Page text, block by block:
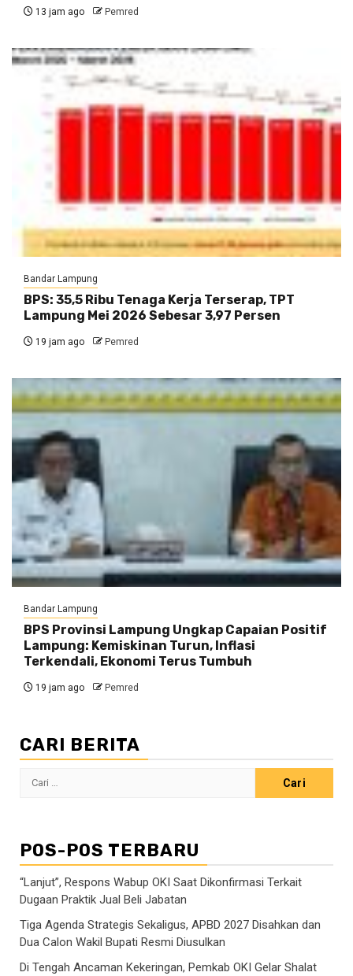
13 jam ago Pemred
Bandar Lampung
BPS: 35,5 Ribu Tenaga Kerja Terserap, TPT
Lampung Mei 2026 Sebesar 3,97 Persen
19 jam ago Pemred
Bandar Lampung
BPS Provinsi Lampung Ungkap Capaian Positif
Lampung: Kemiskinan Turun, Inflasi
Terkendali, Ekonomi Terus Tumbuh
19 jam ago Pemred
CARI BERITA
Cari
POS-POS TERBARU
“Lanjut”, Respons Wabup OKI Saat Dikonfirmasi Terkait
Dugaan Praktik Jual Beli Jabatan
Tiga Agenda Strategis Sekaligus, APBD 2027 Disahkan dan
Dua Calon Wakil Bupati Resmi Diusulkan
Di Tengah Ancaman Kekeringan, Pemkab OKI Gelar Shalat